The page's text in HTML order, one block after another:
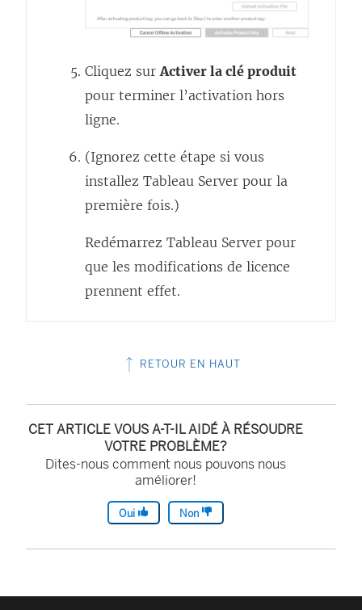
Cliquez sur Activer la clé produit
pour terminer l’activation hors
ligne.
(Ignorez cette étape si vous
installez Tableau Server pour la
première fois.)
Redémarrez Tableau Server pour
que les modifications de licence
prennent effet.
RETOUR EN HAUT
CET ARTICLE VOUS A-T-IL AIDÉ À RÉSOUDRE
VOTRE PROBLÈME?
Dites-nous comment nous pouvons nous
améliorer!
Oui Non